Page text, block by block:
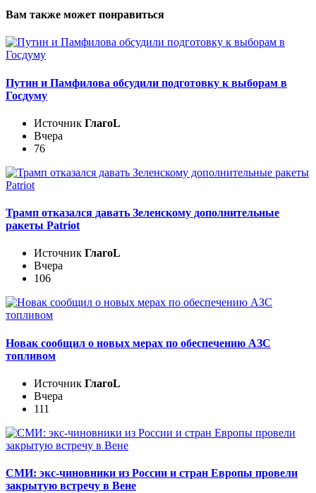
Вам также может понравиться
Путин и Памфилова обсудили подготовку к выборам в
Госдуму
Источник ГлагоL
Вчера
76
Трамп отказался давать Зеленскому дополнительные
ракеты Patriot
Источник ГлагоL
Вчера
106
Новак сообщил о новых мерах по обеспечению АЗС
топливом
Источник ГлагоL
Вчера
111
СМИ: экс-чиновники из России и стран Европы провели
закрытую встречу в Вене